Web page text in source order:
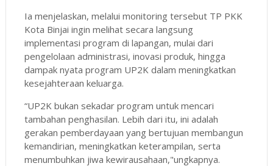
Ia menjelaskan, melalui monitoring tersebut TP PKK
Kota Binjai ingin melihat secara langsung
implementasi program di lapangan, mulai dari
pengelolaan administrasi, inovasi produk, hingga
dampak nyata program UP2K dalam meningkatkan
kesejahteraan keluarga.
“UP2K bukan sekadar program untuk mencari
tambahan penghasilan. Lebih dari itu, ini adalah
gerakan pemberdayaan yang bertujuan membangun
kemandirian, meningkatkan keterampilan, serta
menumbuhkan jiwa kewirausahaan,"ungkapnya.